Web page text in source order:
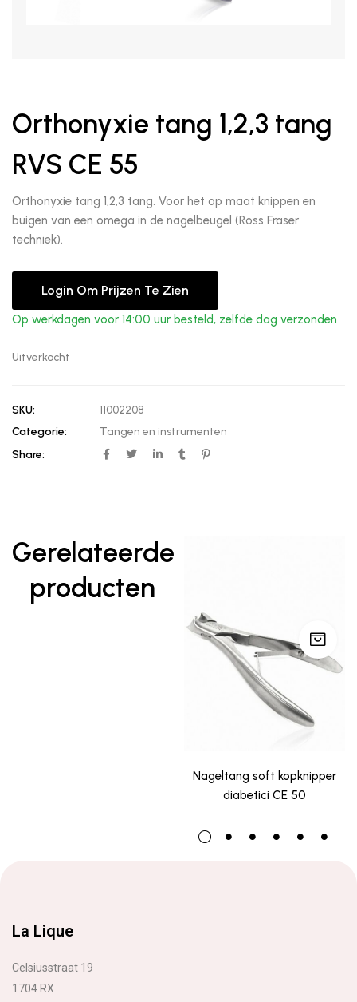
Orthonyxie tang 1,2,3 tang
RVS CE 55
Orthonyxie tang 1,2,3 tang. Voor het op maat knippen en
buigen van een omega in de nagelbeugel (Ross Fraser
techniek).
Login Om Prijzen Te Zien
Op werkdagen voor 14:00 uur besteld, zelfde dag verzonden
Uitverkocht
SKU:
11002208
Categorie:
Tangen en instrumenten
Share:
Gerelateerde
producten
Nageltang soft kopknipper
diabetici CE 50
La Lique
Celsiusstraat 19
1704 RX